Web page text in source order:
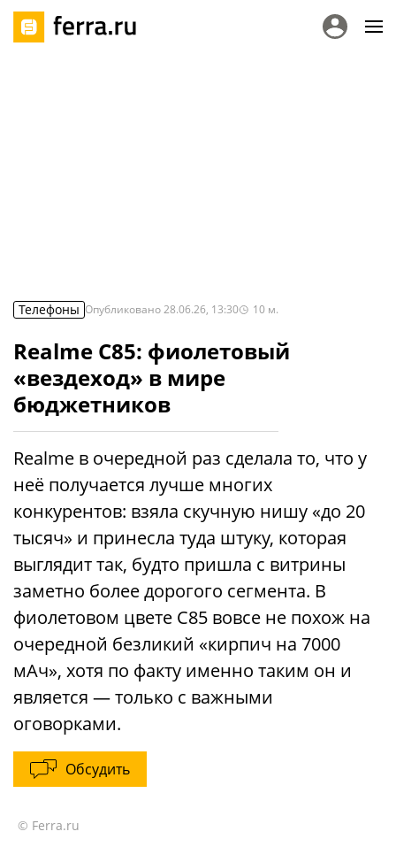
Телефоны Опубликовано28.06.26, 13:30 10 м.
Realme C85: фиолетовый
«вездеход» в мире
бюджетников
Realme в очередной раз сделала то, что у
неё получается лучше многих
конкурентов: взяла скучную нишу «до 20
тысяч» и принесла туда штуку, которая
выглядит так, будто пришла с витрины
заметно более дорогого сегмента. В
фиолетовом цвете C85 вовсе не похож на
очередной безликий «кирпич на 7000
мАч», хотя по факту именно таким он и
является — только с важными
оговорками.
Обсудить
© Ferra.ru